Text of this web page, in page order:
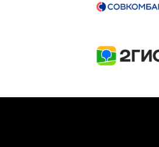
CONVERSATIONS